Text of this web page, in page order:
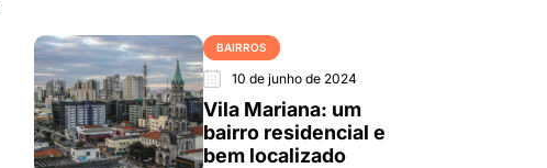
BAIRROS
10 de junho de 2024
Vila Mariana: um
bairro residencial e
bem localizado